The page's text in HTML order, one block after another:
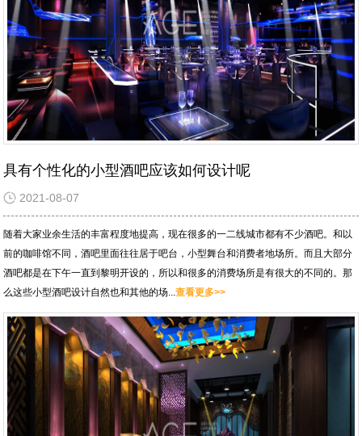
具有个性化的小型酒吧应该如何设计呢
2021-08-07
随着大家业余生活的丰富程度地提高，现在很多的一二线城市都有不少酒吧。和以
前的咖啡馆不同，酒吧里面往往居于吧台，小型舞台和消费者地场所。而且大部分
酒吧都是在下午一直到黎明开设的，所以和很多的消费场所是有很大的不同的。那
么这些小型酒吧设计自然也和其他的场...查看更多>>